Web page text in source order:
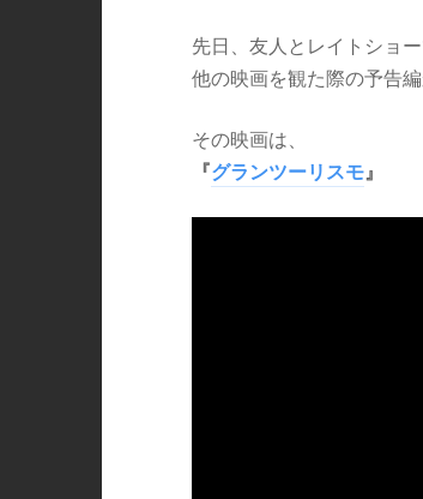
先日、友人とレイトショ
他の映画を観た際の予告
その映画は、
『グランツーリスモ』